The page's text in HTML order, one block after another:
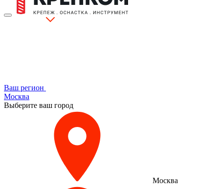
Ваш регион
Москва
Выберите ваш город
Москва